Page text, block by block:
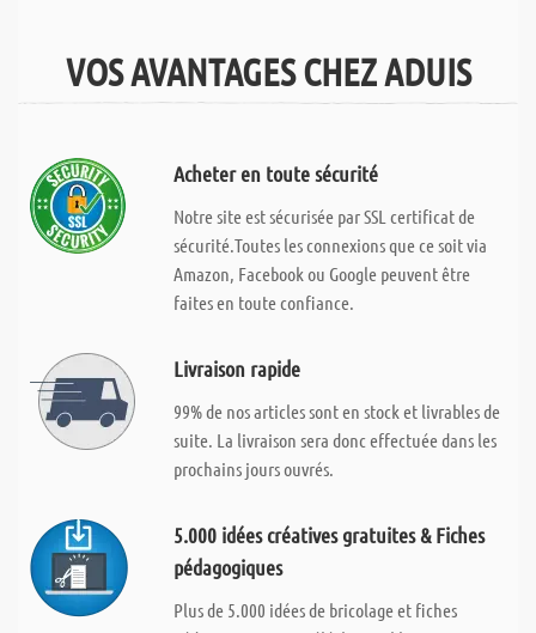
VOS AVANTAGES CHEZ ADUIS
Acheter en toute sécurité
Notre site est sécurisée par SSL certificat de
sécurité.Toutes les connexions que ce soit via
Amazon, Facebook ou Google peuvent être
faites en toute confiance.
Livraison rapide
99% de nos articles sont en stock et livrables de
suite. La livraison sera donc effectuée dans les
prochains jours ouvrés.
5.000 idées créatives gratuites & Fiches
pédagogiques
Plus de 5.000 idées de bricolage et fiches